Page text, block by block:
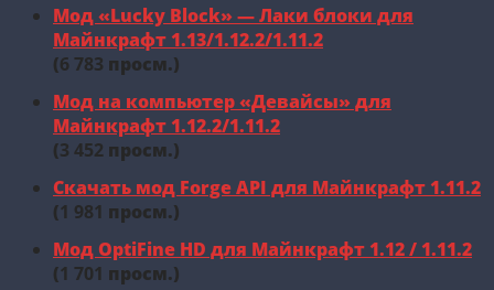
Мод «Lucky Block» — Лаки блоки для
Майнкрафт 1.13/1.12.2/1.11.2
(6 783 просм.)
Мод на компьютер «Девайсы» для
Майнкрафт 1.12.2/1.11.2
(3 452 просм.)
Скачать мод Forge API для Майнкрафт 1.11.2
(1 981 просм.)
Мод OptiFine HD для Майнкрафт 1.12 / 1.11.2
(1 701 просм.)